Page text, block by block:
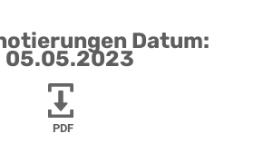
Datum:
05.05.2023
PDF